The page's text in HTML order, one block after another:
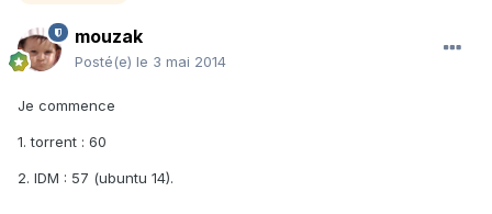
mouzak
Posté(e) le 3 mai 2014
Je commence
1. torrent : 60
2. IDM : 57 (ubuntu 14).